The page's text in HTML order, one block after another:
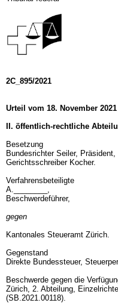
2C_895/2021
Urteil vom 18. November 2021
II. öffentlich-rechtliche
Besetzung
Bundesrichter Seiler, Präsident,
Gerichtsschreiber Kocher.
Verfahrensbeteiligte
A.________,
Beschwerdeführer,
gegen
Kantonales Steueramt Zürich.
Gegenstand
Direkte Bundessteuer,
Beschwerde gegen die
Zürich, 2. Abteilung,
(SB.2021.00118).